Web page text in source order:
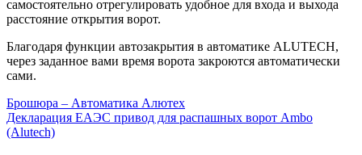
самостоятельно отрегулировать удобное для входа и выхода
расстояние открытия ворот.
Благодаря функции автозакрытия в автоматике ALUTECH,
через заданное вами время ворота закроются автоматически
сами.
Брошюра – Автоматика Алютех
Декларация ЕАЭС привод для распашных ворот Ambo
(Alutech)